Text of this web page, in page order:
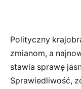
Polityczny
zmianom, a
stawia sprawę
Sprawiedliwość,